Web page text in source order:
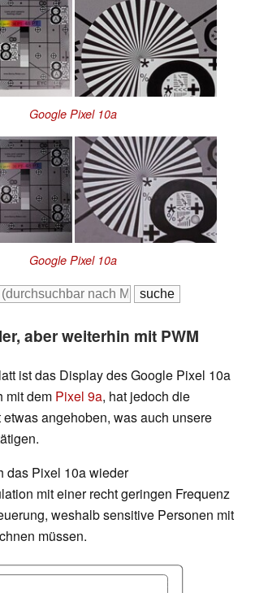
Google Pixel 10a
Google Pixel 10a
aber weiterhin mit PWM
ist das Display des Google Pixel 10a
mit dem Pixel 9a, hat jedoch die
angehoben, was auch unsere
das Pixel 10a wieder
mit einer recht geringen Frequenz
weshalb sensitive Personen mit
müssen.